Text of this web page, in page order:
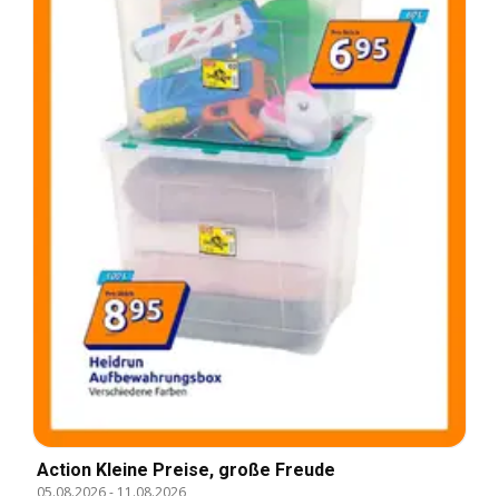
Action Kleine Preise, große Freude
05.08.2026- 11.08.2026